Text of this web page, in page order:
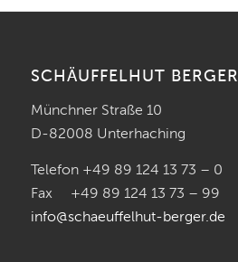
SCHÄUFFELHUT
Münchner Straße 10
D-82008 Unterhaching
Telefon +49 89 124 13 73 – 0
Fax +49 89 124 13 73 – 99
info@schaeuffelhut-berger.de